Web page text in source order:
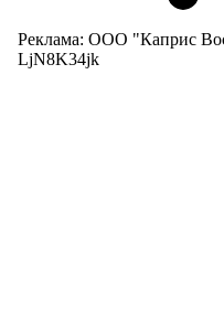
Реклама: ООО "Каприс
LjN8K34jk